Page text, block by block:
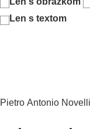
Len s textom
Pietro Antonio Novelli